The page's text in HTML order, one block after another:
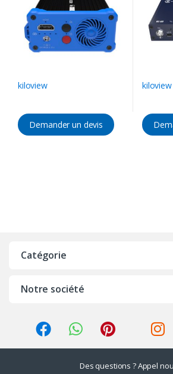
kiloview
Demander un devis
kiloview
Catégorie
Notre société
Des questions ? Appel